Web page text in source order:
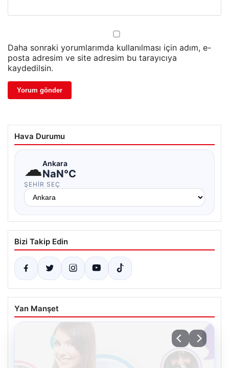
Daha sonraki yorumlarımda kullanılması için adım, e-
posta adresim ve site adresim bu tarayıcıya
kaydedilsin.
Hava Durumu
☁Ankara
NaN°C
ŞEHIR SEÇ
Bizi Takip Edin
Yan Manşet